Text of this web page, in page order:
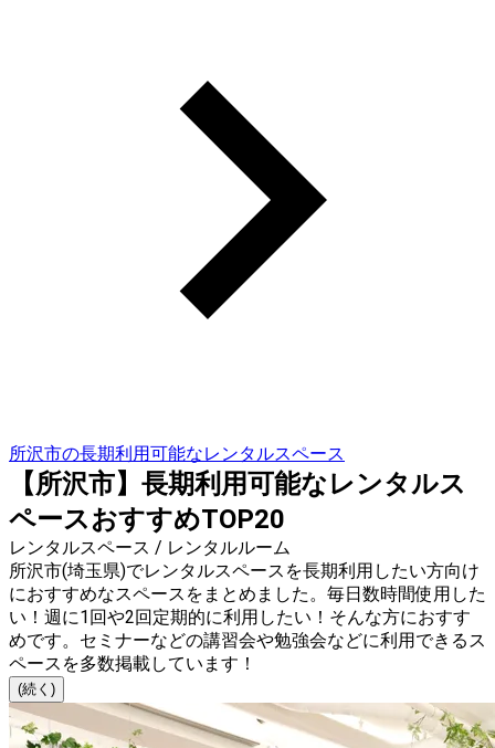
所沢市の長期利用可能なレンタルスペース
【所沢市】長期利用可能なレンタルス
ペースおすすめTOP20
レンタルスペース / レンタルルーム
所沢市(埼玉県)でレンタルスペースを長期利用したい方向け
におすすめなスペースをまとめました。毎日数時間使用した
い！週に1回や2回定期的に利用したい！そんな方におすす
めです。セミナーなどの講習会や勉強会などに利用できるス
ペースを多数掲載しています！
(続く)